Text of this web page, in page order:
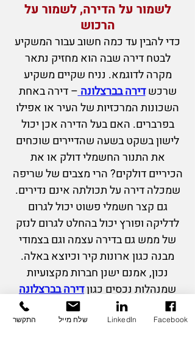
לשמור על הדירה, לשמור על
הרכוש
כדי להבין עד כמה חשוב עבור המשקיע
לבטח דירה שבה הוא מחזיק נתאר
מקרה לדוגמא. נניח שקיים משקיע
שרכשדירה בברצלונה– דירה באחת
השכונות המרכזיות של העיר או אפילו
בפרברים. האם בעל הדירה אכן יכול
לישון בשקט בשעה שהדיירים שוכחים
את התנור החשמלי דולק או את
הכיריים דולקים? הרי מצבים של שריפה
שמכלה דירה על תכולתה אינם נדירים.
גם קצר חשמלי פשוט יכול לגרום
לדליקה ופורץ יכול בהחלט לגרום לנזק
של ממש גם בדירה עצמה וגם בצמודי
מבנה כגון ארונות קיר וכיוצא באלה.
נכון, אמנם ישנן חברות מקצועיות
שמנהלות נכסים כגוןדירה בברצלונה
ודואגות לשוכרים איכותיים ותחזוקה
שוטפת של הנכס, אך האם די בכך כדי
התקשר שלח מייל LinkedIn Facebook